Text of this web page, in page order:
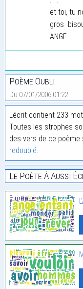
et toi, tu
gros
ANGE. . . . .
Poème Oubli
Du 07/01/2006 01:22
L'écrit contient 233
Toutes les strophes
des vers de ce
redoublé
Le Poète À Aussi